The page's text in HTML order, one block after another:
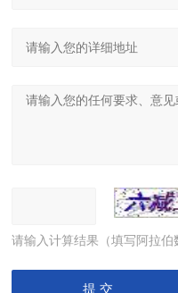
请输入计算结果（填写阿拉